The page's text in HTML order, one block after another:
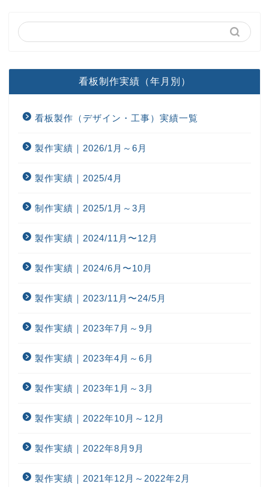
看板制作実績（年月別）
看板製作（デザイン・工事）実績一覧
製作実績｜2026/1月～6月
製作実績｜2025/4月
制作実績｜2025/1月～3月
製作実績｜2024/11月〜12月
製作実績｜2024/6月〜10月
製作実績｜2023/11月〜24/5月
製作実績｜2023年7月～9月
製作実績｜2023年4月～6月
製作実績｜2023年1月～3月
製作実績｜2022年10月～12月
製作実績｜2022年8月9月
製作実績｜2021年12月～2022年2月